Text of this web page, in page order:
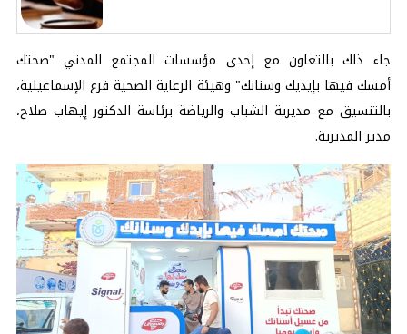
جاء ذلك بالتعاون مع إحدى مؤسسات المجتمع المدني "صحتك
أمسك فيها بإيديك وسنانك" وهيئة الرعاية الصحية فرع الإسماعيلية،
بالتنسيق مع مديرية الشباب والرياضة برئاسة الدكتور إيهاب صلاح،
مدير المديرية.